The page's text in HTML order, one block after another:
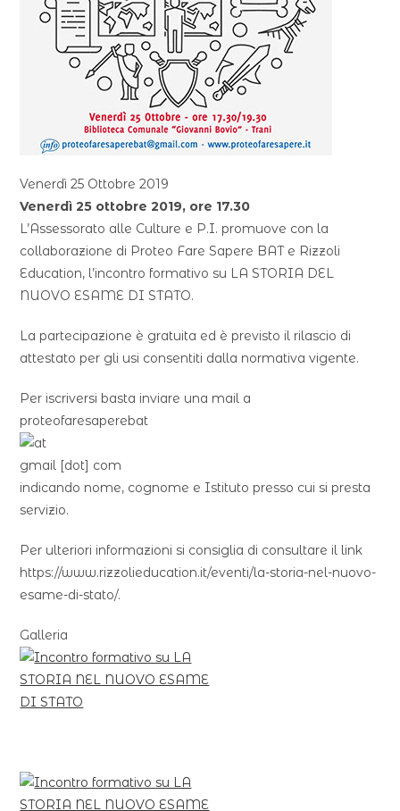
Venerdì 25 Ottobre 2019
Venerdì 25 ottobre 2019, ore 17.30
L’Assessorato alle Culture e P.I. promuove con la
collaborazione di Proteo Fare Sapere BAT e Rizzoli
Education, l’incontro formativo su LA STORIA DEL
NUOVO ESAME DI STATO.
La partecipazione è gratuita ed è previsto il rilascio di
attestato per gli usi consentiti dalla normativa vigente.
Per iscriversi basta inviare una mail a
proteofaresaperebat
gmail [dot] com
indicando nome, cognome e Istituto presso cui si presta
servizio.
Per ulteriori informazioni si consiglia di consultare il link
https://www.rizzolieducation.it/eventi/la-storia-nel-nuovo-
esame-di-stato/.
Galleria